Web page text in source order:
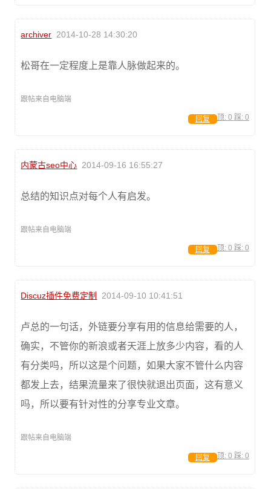
archiver 2014-10-28 14:30:20
松哥在一定程度上是靠人脉做起来的。
跟帖来自电脑端
顶: 0 踩: 0
回复
内蒙古seo中心 2014-09-16 16:55:27
总结的知识点对每个人有启发。
跟帖来自电脑端
顶: 0 踩: 0
回复
Discuz插件免费定制 2014-09-10 10:41:51
卢总的一句话，外链要分享有用的信息给需要的人，
确实，不管你的新浪或者天涯上放多少内容，看的人
有分类吗，所以这是个问题，如果大家不管什么内容
都发上去，结果流量来了很快就退出页面，这有意义
吗，所以要有针对性的分享专业文章。
跟帖来自电脑端
顶: 0 踩: 0
回复